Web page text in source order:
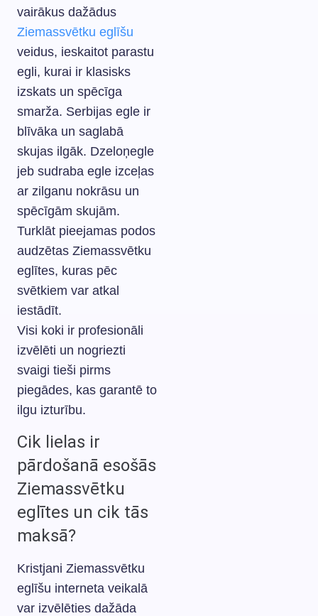
vairākus dažādus
Ziemassvētku eglīšu
veidus, ieskaitot parastu
egli, kurai ir klasisks
izskats un spēcīga
smarža. Serbijas egle ir
blīvāka un saglabā
skujas ilgāk. Dzeloņegle
jeb sudraba egle izceļas
ar zilganu nokrāsu un
spēcīgām skujām.
Turklāt pieejamas podos
audzētas Ziemassvētku
eglītes, kuras pēc
svētkiem var atkal
iestādīt.
Visi koki ir profesionāli
izvēlēti un nogriezti
svaigi tieši pirms
piegādes, kas garantē to
ilgu izturību.
Cik lielas ir
pārdošanā esošās
Ziemassvētku
eglītes un cik tās
maksā?
Kristjani Ziemassvētku
eglīšu interneta veikalā
var izvēlēties dažāda